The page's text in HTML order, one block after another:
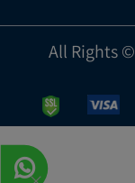
דש מדיקס מוצרי ספיגה למבוגרים © All Rights